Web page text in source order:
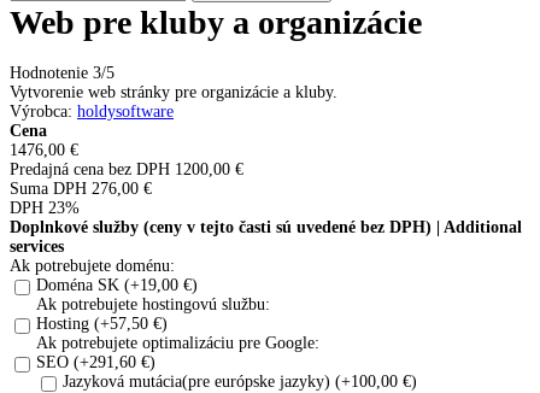
Web pre kluby a organizácie
Hodnotenie 3/5
Vytvorenie web stránky pre organizácie a kluby.
Výrobca: holdysoftware
Cena
1476,00 €
Predajná cena bez DPH 1200,00 €
Suma DPH 276,00 €
DPH 23%
Doplnkové služby (ceny v tejto časti sú uvedené bez DPH) | Additional
services
Ak potrebujete doménu:
Doména SK (+19,00 €)
Ak potrebujete hostingovú službu:
Hosting (+57,50 €)
Ak potrebujete optimalizáciu pre Google:
SEO (+291,60 €)
Jazyková mutácia(pre európske jazyky) (+100,00 €)